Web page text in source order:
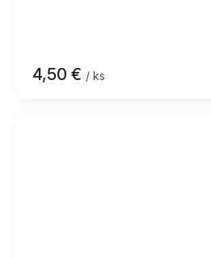
4,50 € / ks